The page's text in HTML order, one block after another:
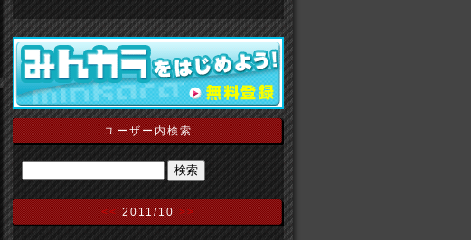
ユーザー内検索
<<2011/10>>